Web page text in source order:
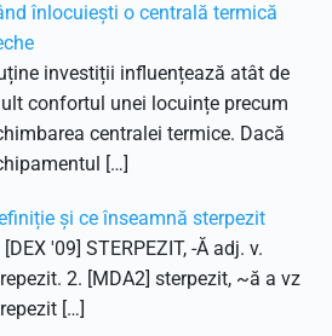
înlocuiești o centrală termică
investiții influențează atât de
confortul unei locuințe precum
centralei termice. Dacă
[…]
și ce înseamnă sterpezit
[DEX '09] STERPEZIT, -Ă adj. v.
2. [MDA2] sterpezit, ~ă a vz
[…]